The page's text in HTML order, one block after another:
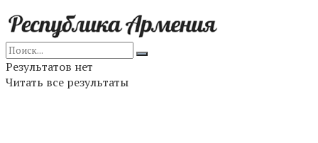
Результатов нет
Читать все результаты